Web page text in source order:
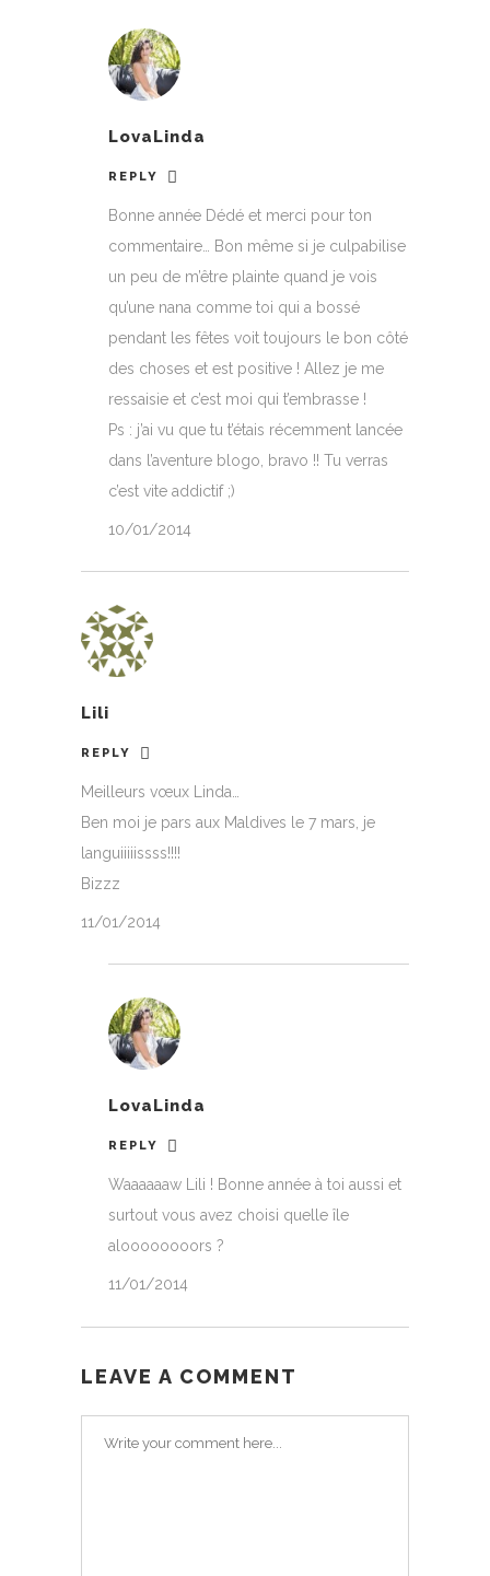
LovaLinda
REPLY
Bonne année Dédé et merci pour ton
commentaire… Bon même si je culpabilise
un peu de m’être plainte quand je vois
qu’une nana comme toi qui a bossé
pendant les fêtes voit toujours le bon côté
des choses et est positive ! Allez je me
ressaisie et c’est moi qui t’embrasse !
Ps : j’ai vu que tu t’étais récemment lancée
dans l’aventure blogo, bravo !! Tu verras
c’est vite addictif ;)
10/01/2014
Lili
REPLY
Meilleurs vœux Linda…
Ben moi je pars aux Maldives le 7 mars, je
languiiiiissss!!!!
Bizzz
11/01/2014
LovaLinda
REPLY
Waaaaaaw Lili ! Bonne année à toi aussi et
surtout vous avez choisi quelle île
aloooooooors ?
11/01/2014
LEAVE A COMMENT